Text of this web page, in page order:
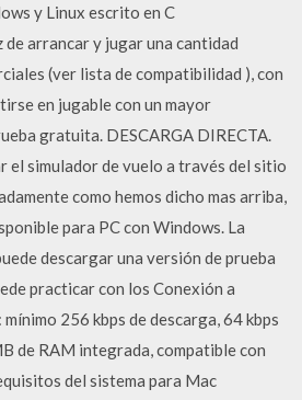
y Linux escrito en C
de arrancar y jugar una cantidad
(ver lista de compatibilidad ), con
en jugable con un mayor
gratuita. DESCARGA DIRECTA.
el simulador de vuelo a través del sitio
como hemos dicho mas arriba,
para PC con Windows. La
descargar una versión de prueba
practicar con los Conexión a
256 kbps de descarga, 64 kbps
de RAM integrada, compatible con
del sistema para Mac